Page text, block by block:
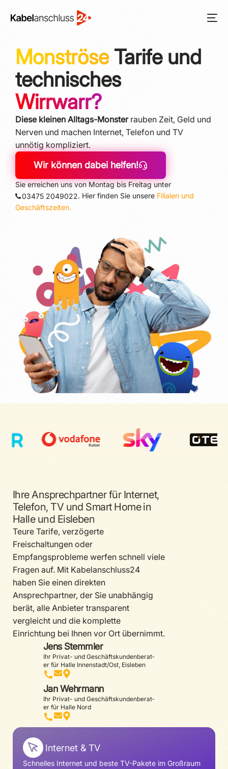
Monströse Tarife und
technisches
Wirrwarr?
Diese kleinen Alltags-Monster rauben Zeit, Geld und
Nerven und machen In­ter­net, Telefon und TV
unnötig kompliziert.
Wir können dabei helfen!
Sie erreichen uns von Montag bis Freitag unter
03475 2049022. Hier finden Sie unsere Filialen und
Geschäftszeiten.
Ihre Ansprechpartner für Internet,
Telefon, TV und Smart Home in
Halle und Eisleben
Teure Tarife, verzögerte
Freischaltungen oder
Empfangsprobleme werfen schnell viele
Fragen auf. Mit Kabelanschluss24
haben Sie einen direkten
Ansprechpartner, der Sie unabhängig
berät, alle Anbieter transparent
vergleicht und die komplette
Einrichtung bei Ihnen vor Ort übernimmt.
Jens Stemmler
Ihr Privat- und Geschäfts­kun­den­be­rat­
er für Halle Innen­­stadt/Ost, Eisleben
Jan Wehrmann
Ihr Privat- und Geschäfts­kun­den­be­rat­
er für Halle Nord
Internet & TV
Schnelles Internet und beste TV-Pakete im Großraum